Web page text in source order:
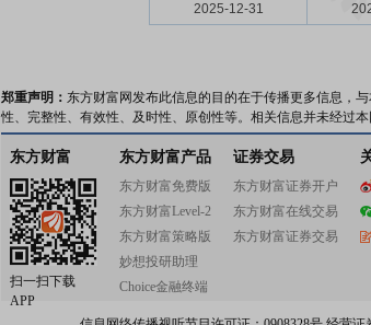
2025-12-31
郑重声明： 东方财富网发布此信息的目的在于传播更多信息，
性、完整性、有效性、及时性、原创性等。相关信息并未经过
东方财富
扫一扫下载
APP
东方财富产品
东方财富免费版
东方财富Level-2
东方财富策略版
妙想投研助理
Choice金融终端
证券交易
东方财富证券开户
东方财富在线交易
东方财富证券交易